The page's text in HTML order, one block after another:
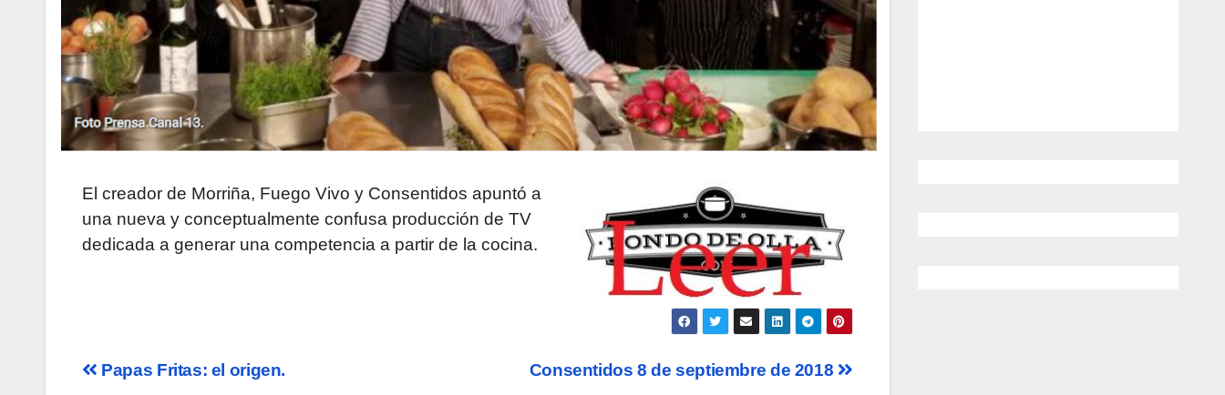
El creador de Morriña, Fuego Vivo y Consentidos apuntó a
una nueva y conceptualmente confusa producción de TV
dedicada a generar una competencia a partir de la cocina.
Navegación
Consentidos 8 de septiembre de 2018
Papas Fritas: el origen.